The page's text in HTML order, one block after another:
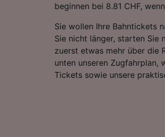
beginnen bei 8.81 CHF,
Sie wollen Ihre Bahntickets
Sie nicht länger, starten Sie
zuerst etwas mehr über die
unten unseren Zugfahrplan,
Tickets sowie unsere